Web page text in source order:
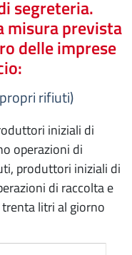
segreteria.
misura prevista
delle imprese
rifiuti)
iniziali di
operazioni di
produttori iniziali di
di raccolta e
litri al giorno